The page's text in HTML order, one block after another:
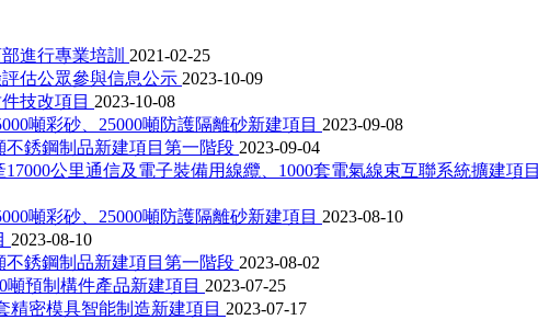
進行專業培訓 2021-02-25
估公眾參與信息公示 2023-10-09
技改項目 2023-10-08
噸彩砂、25000噸防護隔離砂新建項目 2023-09-08
不銹鋼制品新建項目第一階段 2023-09-04
公里通信及電子裝備用線纜、1000套電氣線束互聯系統擴建項目
噸彩砂、25000噸防護隔離砂新建項目 2023-08-10
2023-08-10
不銹鋼制品新建項目第一階段 2023-08-02
預制構件產品新建項目 2023-07-25
精密模具智能制造新建項目 2023-07-17